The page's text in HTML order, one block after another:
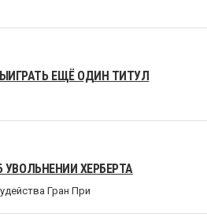
ЕЩЁ ОДИН ТИТУЛ
ХЕРБЕРТА
Гран При